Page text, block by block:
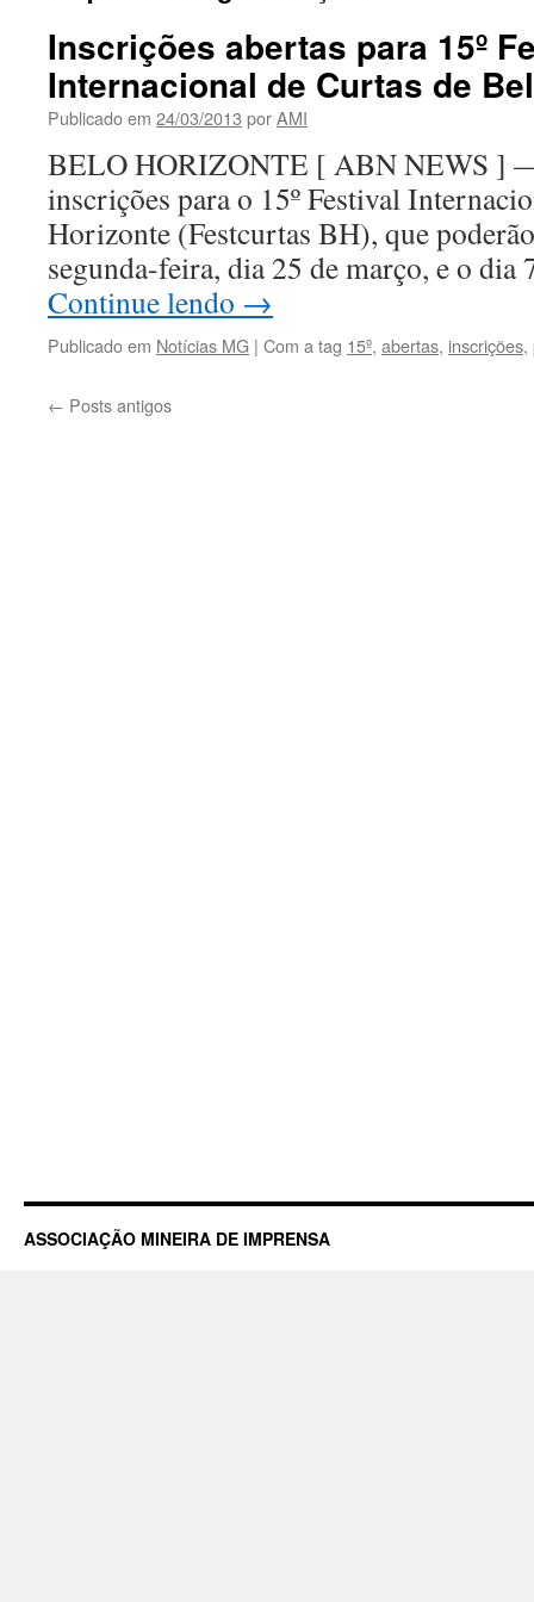
Inscrições abertas para 15º
Internacional de Curtas de
Publicado em 24/03/2013 porAMI
BELO HORIZONTE [ ABN NEWS ] —
inscrições para o 15º Festival
Horizonte (Festcurtas BH), que
segunda-feira, dia 25 de março, e o
Continue lendo →
Publicado em Notícias MG | Com a tag 15º, abertas, inscrições,
← Posts antigos
ASSOCIAÇÃO MINEIRA DE IMPRENSA